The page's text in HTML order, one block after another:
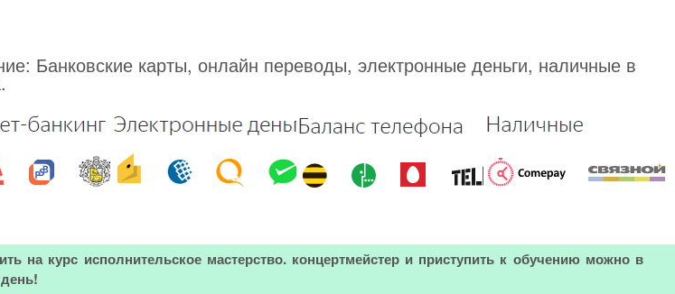
Банковские карты, онлайн переводы, электронные деньги, наличные в
на курс исполнительское мастерство. концертмейстер и приступить к обучению можно в